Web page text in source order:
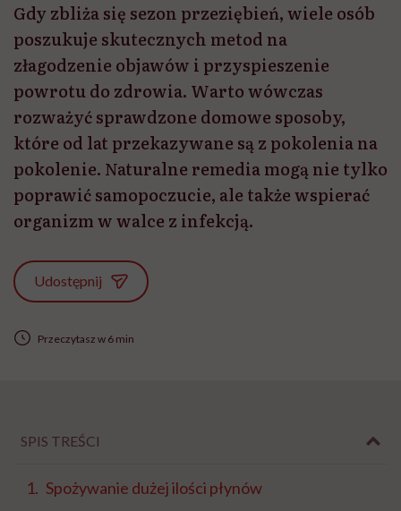
Gdy zbliża się sezon przeziębień, wiele osób
poszukuje skutecznych metod na
złagodzenie objawów i przyspieszenie
powrotu do zdrowia. Warto wówczas
rozważyć sprawdzone domowe sposoby,
które od lat przekazywane są z pokolenia na
pokolenie. Naturalne remedia mogą nie tylko
poprawić samopoczucie, ale także wspierać
organizm w walce z infekcją.
Udostępnij
Przeczytasz w 6 min
SPIS TREŚCI
Spożywanie dużej ilości płynów